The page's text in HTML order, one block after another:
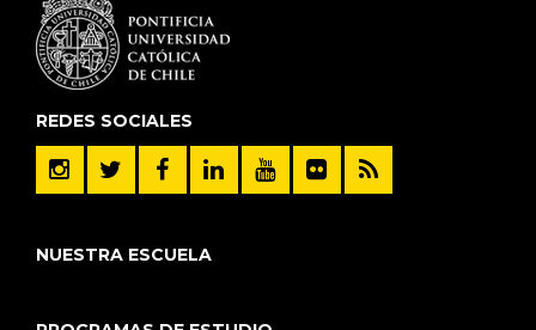
REDES SOCIALES
NUESTRA ESCUELA